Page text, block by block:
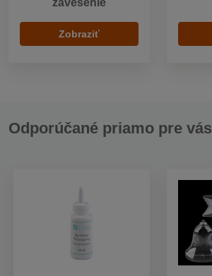
Zobraziť
Odporúčané priamo pre vás